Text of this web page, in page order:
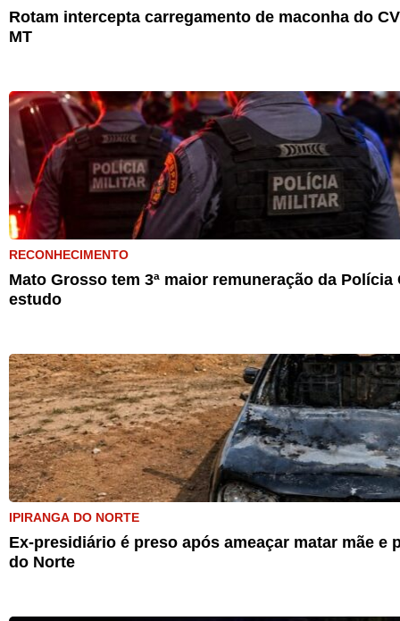
Rotam intercepta carregamento de maconha do
MT
RECONHECIMENTO
Mato Grosso tem 3ª maior remuneração da Polícia
estudo
IPIRANGA DO NORTE
Ex-presidiário é preso após ameaçar matar mãe
do Norte